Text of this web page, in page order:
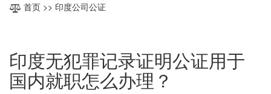
首页 >> 印度公司公证
印度无犯罪记录证明公证用于
国内就职怎么办理？